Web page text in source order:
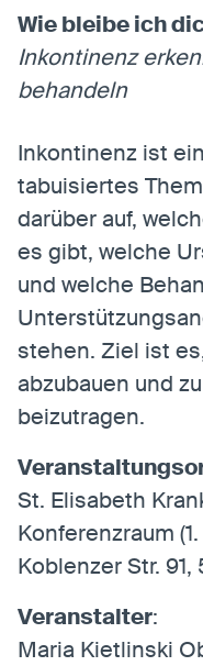
Wie bleibe ich
Inkontinenz
behandeln
Inkontinenz ist
tabuisiertes
darüber auf,
es gibt, welche
und welche
stehen. Ziel ist
abzubauen und
beizutragen.
St. Elisabeth
Konferenzraum (1.
Koblenzer Str. 91,
Veranstalter:
Maria Kietlinski
Statistiken
Statistiken-
verstehen, wie
nutzen.
Matomo
Anbieter: